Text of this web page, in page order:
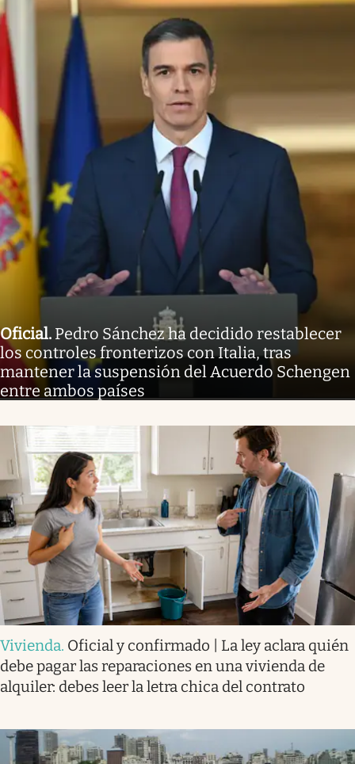
Oficial. Pedro Sánchez ha decidido restablecer
los controles fronterizos con Italia, tras
mantener la suspensión del Acuerdo Schengen
entre ambos países
Vivienda. Oficial y confirmado | La ley aclara quién
debe pagar las reparaciones en una vivienda de
alquiler: debes leer la letra chica del contrato